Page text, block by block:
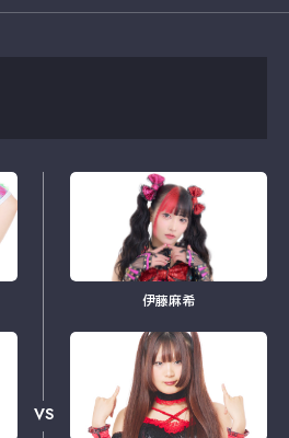
VS
伊藤麻希